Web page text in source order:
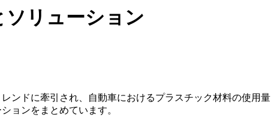
リューション
ンドに牽引され、自動車におけるプラスチック材料の使用量
ョンをまとめています。